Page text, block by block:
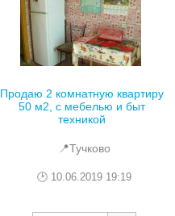
Продаю 2 комнатную квартиру
50 м2, с мебелью и быт
техникой
📍Тучково
10.06.2019 19:19